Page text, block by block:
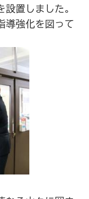
置しました。
導強化を図って